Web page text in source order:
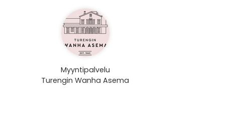
Myyntipalvelu
Turengin Wanha Asema